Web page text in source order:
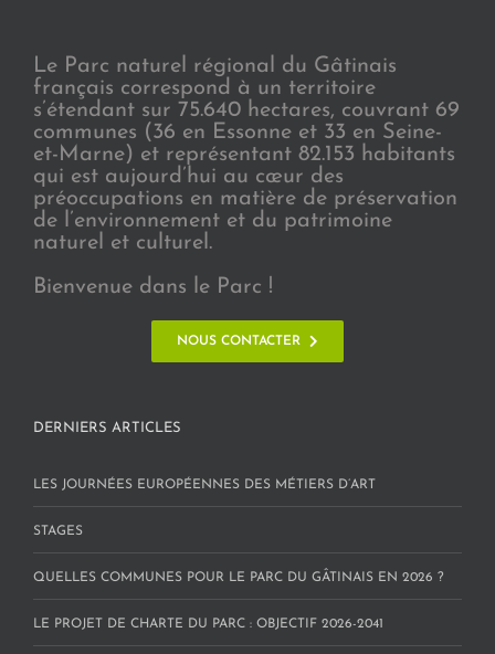
Le Parc naturel régional du Gâtinais
français correspond à un territoire
s’étendant sur 75.640 hectares, couvrant 69
communes (36 en Essonne et 33 en Seine-
et-Marne) et représentant 82.153 habitants
qui est aujourd’hui au cœur des
préoccupations en matière de préservation
de l’environnement et du patrimoine
naturel et culturel.
Bienvenue dans le Parc !
NOUS CONTACTER
DERNIERS ARTICLES
LES JOURNÉES EUROPÉENNES DES MÉTIERS D’ART
STAGES
QUELLES COMMUNES POUR LE PARC DU GÂTINAIS EN 2026 ?
LE PROJET DE CHARTE DU PARC : OBJECTIF 2026-2041